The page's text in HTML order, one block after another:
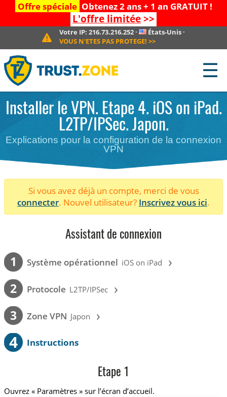
Offre spéciale Obtenez 2 ans + 1 an GRATUIT !
L'offre limitée>>
Votre IP: 216.73.216.252· États-Unis ·
VOUS N'ETES PAS PROTEGE! >>
☰
Installer le VPN. Etape 4. iOS on iPad.
L2TP/IPSec. Japon.
Explications pour la configuration de la connexion
VPN
Si vous avez déjà un compte, merci de vous
connecter. Nouvel utilisateur? Inscrivez vous ici.
Assistant de connexion
1 Système opérationnel iOS on iPad ›
2 Protocole L2TP/IPSec ›
3 Zone VPN Japon ›
4 Instructions
Etape 1
Ouvrez « Paramètres » sur l’écran d’accueil.